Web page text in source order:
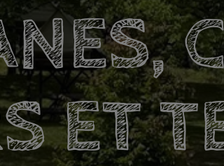
ET